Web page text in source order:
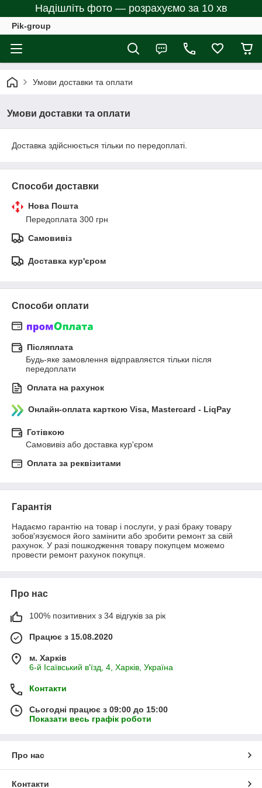
Надішліть фото — розрахуємо за 10 хв
Pik-group
Умови доставки та оплати
Умови доставки та оплати
Доставка здійснюється тільки по передоплаті.
Способи доставки
Нова Пошта
Передоплата 300 грн
Самовивіз
Доставка кур'єром
Способи оплати
Післяплата
Будь-яке замовлення відправляєтся тільки після
передоплати
Оплата на рахунок
Онлайн-оплата карткою Visa, Mastercard - LiqPay
Готівкою
Самовивіз або доставка кур'єром
Оплата за реквізитами
Гарантія
Надаємо гарантію на товар і послуги, у разі браку товару
зобов'язуємося його замінити або зробити ремонт за свій
рахунок. У разі пошкодження товару покупцем можемо
провести ремонт рахунок покупця.
Про нас
100% позитивних з 34 відгуків за рік
Працює з 15.08.2020
м. Харків
6-й Ісаївський в'їзд, 4, Харків, Україна
Контакти
Сьогодні працює з 09:00 до 15:00
Показати весь графік роботи
Про нас
Контакти